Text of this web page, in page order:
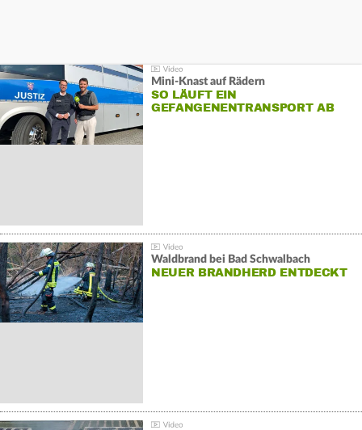
Mini-Knast auf Rädern
SO LÄUFT EIN
GEFANGENENTRANSPORT AB
Waldbrand bei Bad Schwalbach
NEUER BRANDHERD ENTDECKT